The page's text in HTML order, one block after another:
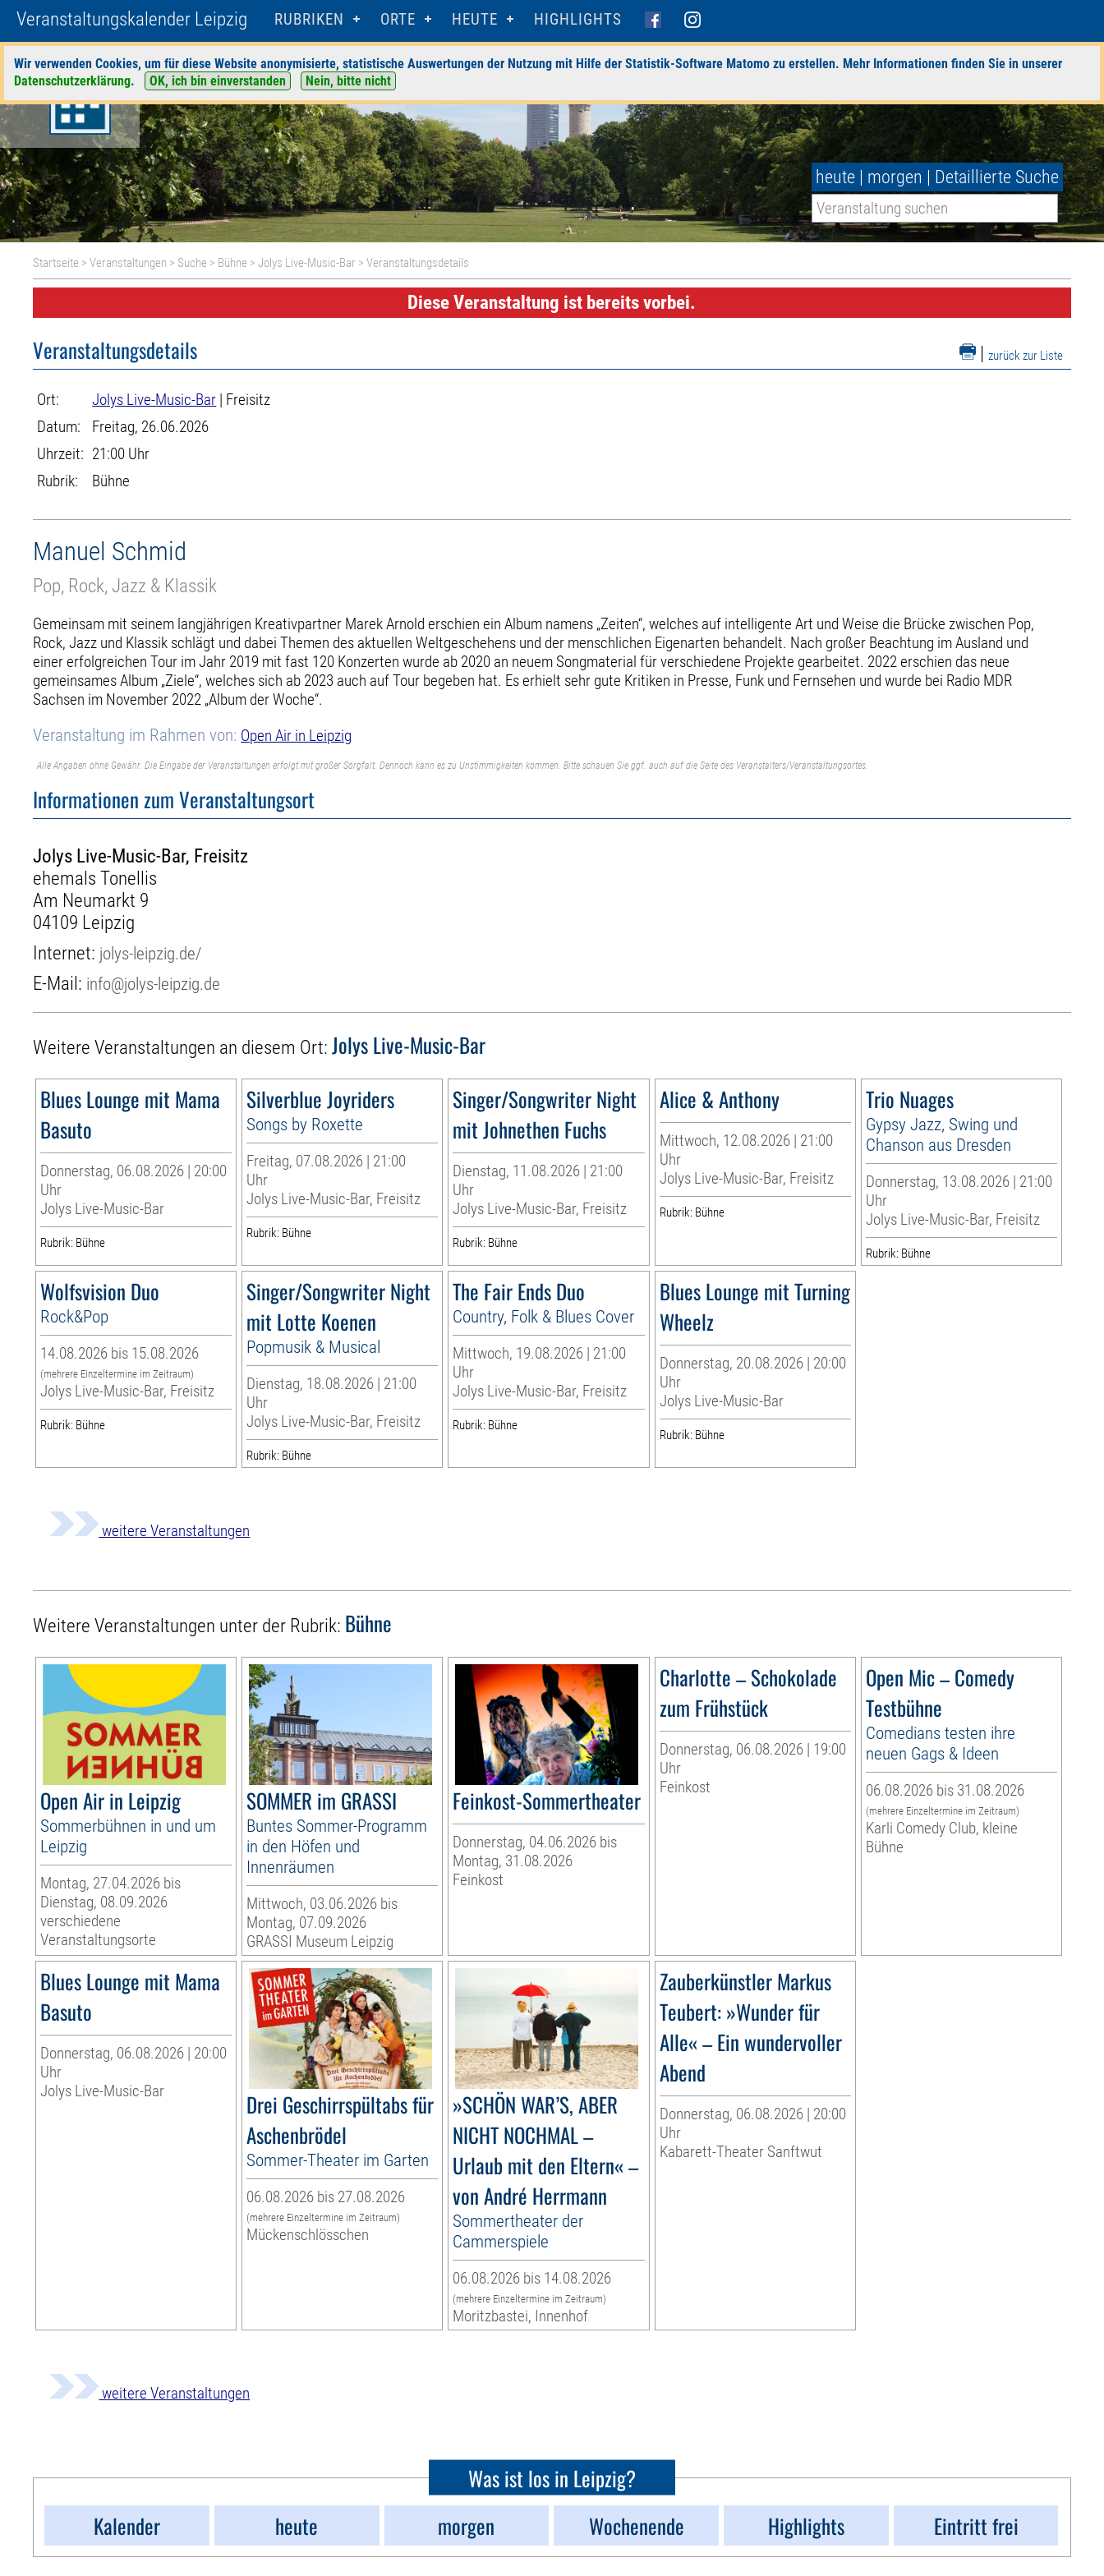
Veranstaltungskalender Leipzig RUBRIKEN ORTE HEUTE HIGHLIGHTS
Wir verwenden Cookies, um für diese Website anonymisierte, statistische Auswertungen der Nutzung mit Hilfe der Statistik-Software Matomo zu erstellen. Mehr Informationen finden Sie in unserer
Datenschutzerklärung. OK, ich bin einverstanden Nein, bitte nicht
heute | morgen | Detaillierte Suche
Startseite >Veranstaltungen > Suche > Bühne >Jolys Live-Music-Bar > Veranstaltungsdetails
Diese Veranstaltung ist bereits vorbei.
| zurück zur Liste
Veranstaltungsdetails
Ort: Jolys Live-Music-Bar | Freisitz
Datum:
Freitag, 26.06.2026
Uhrzeit: 21:00 Uhr
Rubrik:
Bühne
Manuel Schmid
Pop, Rock, Jazz & Klassik
Gemeinsam mit seinem langjährigen Kreativpartner Marek Arnold erschien ein Album namens „Zeiten“, welches auf intelligente Art und Weise die Brücke zwischen Pop,
Rock, Jazz und Klassik schlägt und dabei Themen des aktuellen Weltgeschehens und der menschlichen Eigenarten behandelt. Nach großer Beachtung im Ausland und
einer erfolgreichen Tour im Jahr 2019 mit fast 120 Konzerten wurde ab 2020 an neuem Songmaterial für verschiedene Projekte gearbeitet. 2022 erschien das neue
gemeinsames Album „Ziele“, welches sich ab 2023 auch auf Tour begeben hat. Es erhielt sehr gute Kritiken in Presse, Funk und Fernsehen und wurde bei Radio MDR
Sachsen im November 2022 „Album der Woche“.
Veranstaltung im Rahmen von: Open Air in Leipzig
Alle Angaben ohne Gewähr. Die Eingabe der Veranstaltungen erfolgt mit großer Sorgfalt. Dennoch kann es zu Unstimmigkeiten kommen. Bitte schauen Sie ggf. auch auf die Seite des Veranstalters/Veranstaltungsortes.
Informationen zum Veranstaltungsort
Jolys Live-Music-Bar, Freisitz
ehemals Tonellis
Am Neumarkt 9
04109 Leipzig
Internet: jolys-leipzig.de/
E-Mail: info@jolys-leipzig.de
Weitere Veranstaltungen an diesem Ort:Jolys Live-Music-Bar
Blues Lounge mit Mama
Basuto
Donnerstag, 06.08.2026 | 20:00
Uhr
Jolys Live-Music-Bar
Rubrik: Bühne
Silverblue Joyriders
Songs by Roxette
Freitag, 07.08.2026 | 21:00
Uhr
Jolys Live-Music-Bar, Freisitz
Rubrik: Bühne
Singer/Songwriter Night
mit Johnethen Fuchs
Dienstag, 11.08.2026 | 21:00
Uhr
Jolys Live-Music-Bar, Freisitz
Rubrik: Bühne
Alice & Anthony
Mittwoch, 12.08.2026 | 21:00
Uhr
Jolys Live-Music-Bar, Freisitz
Rubrik: Bühne
Trio Nuages
Gypsy Jazz, Swing und
Chanson aus Dresden
Donnerstag, 13.08.2026 | 21:00
Uhr
Jolys Live-Music-Bar, Freisitz
Rubrik: Bühne
Wolfsvision Duo
Rock&Pop
14.08.2026 bis 15.08.2026
(mehrere Einzeltermine im Zeitraum)
Jolys Live-Music-Bar, Freisitz
Rubrik: Bühne
Singer/Songwriter Night
mit Lotte Koenen
Popmusik & Musical
Dienstag, 18.08.2026 | 21:00
Uhr
Jolys Live-Music-Bar, Freisitz
Rubrik: Bühne
The Fair Ends Duo
Country, Folk & Blues Cover
Mittwoch, 19.08.2026 | 21:00
Uhr
Jolys Live-Music-Bar, Freisitz
Rubrik: Bühne
Blues Lounge mit Turning
Wheelz
Donnerstag, 20.08.2026 | 20:00
Uhr
Jolys Live-Music-Bar
Rubrik: Bühne
weitere Veranstaltungen
Weitere Veranstaltungen unter der Rubrik: Bühne
Open Air in Leipzig
Sommerbühnen in und um
Leipzig
Montag, 27.04.2026 bis
Dienstag, 08.09.2026
verschiedene
Veranstaltungsorte
SOMMER im GRASSI
Buntes Sommer-Programm
in den Höfen und
Innenräumen
Mittwoch, 03.06.2026 bis
Montag, 07.09.2026
GRASSI Museum Leipzig
Feinkost-Sommertheater
Donnerstag, 04.06.2026 bis
Montag, 31.08.2026
Feinkost
Charlotte – Schokolade
zum Frühstück
Donnerstag, 06.08.2026 | 19:00
Uhr
Feinkost
Open Mic – Comedy
Testbühne
Comedians testen ihre
neuen Gags & Ideen
06.08.2026 bis 31.08.2026
(mehrere Einzeltermine im Zeitraum)
Karli Comedy Club, kleine
Bühne
Blues Lounge mit Mama
Basuto
Donnerstag, 06.08.2026 | 20:00
Uhr
Jolys Live-Music-Bar
Drei Geschirrspültabs für
Aschenbrödel
Sommer-Theater im Garten
06.08.2026 bis 27.08.2026
(mehrere Einzeltermine im Zeitraum)
Mückenschlösschen
»SCHÖN WAR’S, ABER
NICHT NOCHMAL –
Urlaub mit den Eltern« –
von André Herrmann
Sommertheater der
Cammerspiele
06.08.2026 bis 14.08.2026
(mehrere Einzeltermine im Zeitraum)
Moritzbastei, Innenhof
Zauberkünstler Markus
Teubert: »Wunder für
Alle« – Ein wundervoller
Abend
Donnerstag, 06.08.2026 | 20:00
Uhr
Kabarett-Theater Sanftwut
weitere Veranstaltungen
Was ist los in Leipzig?
Kalender
heute morgen Wochenende Highlights Eintritt frei